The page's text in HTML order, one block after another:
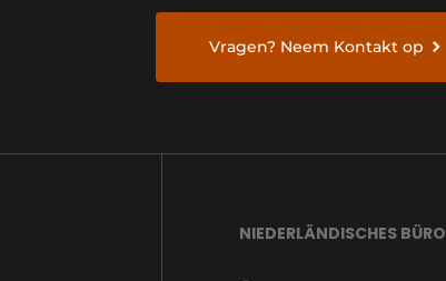
Vragen? Neem Kontakt op
NIEDERLÄNDISCHES BÜRO